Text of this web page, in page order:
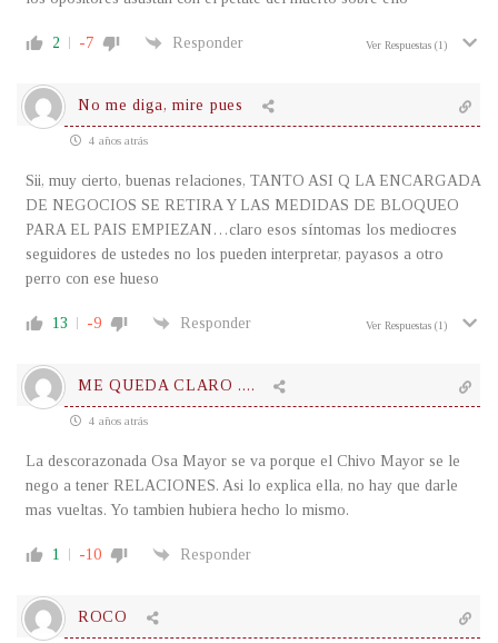
2 -7 Responder Ver Respuestas (1)
No me diga, mire pues
4 años atrás
Sii, muy cierto, buenas relaciones, TANTO ASI Q LA ENCARGADA
DE NEGOCIOS SE RETIRA Y LAS MEDIDAS DE BLOQUEO
PARA EL PAIS EMPIEZAN…claro esos síntomas los mediocres
seguidores de ustedes no los pueden interpretar, payasos a otro
perro con ese hueso
13 -9 Responder Ver Respuestas (1)
ME QUEDA CLARO ....
4 años atrás
La descorazonada Osa Mayor se va porque el Chivo Mayor se le
nego a tener RELACIONES. Asi lo explica ella, no hay que darle
mas vueltas. Yo tambien hubiera hecho lo mismo.
1 -10 Responder
ROCO